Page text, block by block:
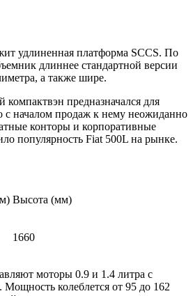
удлиненная платформа SCCS. По
длиннее стандартной версии
а также шире.
компактвэн предназначался для
началом продаж к нему неожиданно
конторы и корпоративные
популярность Fiat 500L на рынке.
Высота (мм)
1660
моторы 0.9 и 1.4 литра с
Мощность колеблется от 95 до 162